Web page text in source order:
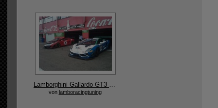
Lamborghini Gallardo GT3 Rennauto entwickelt und gefertigt von Reiter Engineering
von lamboracingtuning